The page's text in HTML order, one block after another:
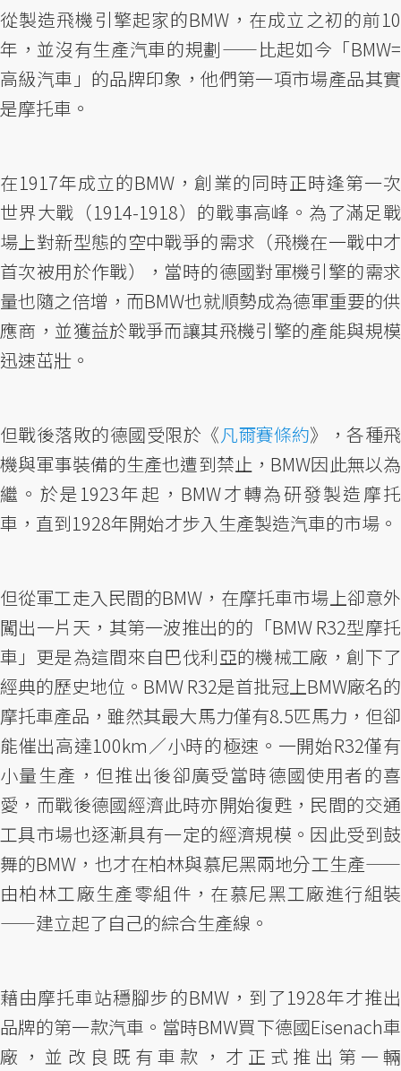
從製造飛機引擎起家的BMW，在成立之初的前10
年，並沒有生產汽車的規劃——比起如今「BMW=
高級汽車」的品牌印象，他們第一項市場產品其實
是摩托車。
在1917年成立的BMW，創業的同時正時逢第一次
世界大戰（1914-1918）的戰事高峰。為了滿足戰
場上對新型態的空中戰爭的需求（飛機在一戰中才
首次被用於作戰），當時的德國對軍機引擎的需求
量也隨之倍增，而BMW也就順勢成為德軍重要的供
應商，並獲益於戰爭而讓其飛機引擎的產能與規模
迅速茁壯。
但戰後落敗的德國受限於《凡爾賽條約》，各種飛
機與軍事裝備的生產也遭到禁止，BMW因此無以為
繼。於是1923年起，BMW才轉為研發製造摩托
車，直到1928年開始才步入生產製造汽車的市場。
但從軍工走入民間的BMW，在摩托車市場上卻意外
闖出一片天，其第一波推出的的「BMW R32型摩托
車」更是為這間來自巴伐利亞的機械工廠，創下了
經典的歷史地位。BMW R32是首批冠上BMW廠名的
摩托車產品，雖然其最大馬力僅有8.5匹馬力，但卻
能催出高達100km／小時的極速。一開始R32僅有
小量生產，但推出後卻廣受當時德國使用者的喜
愛，而戰後德國經濟此時亦開始復甦，民間的交通
工具市場也逐漸具有一定的經濟規模。因此受到鼓
舞的BMW，也才在柏林與慕尼黑兩地分工生產——
由柏林工廠生產零組件，在慕尼黑工廠進行組裝
——建立起了自己的綜合生產線。
藉由摩托車站穩腳步的BMW，到了1928年才推出
品牌的第一款汽車。當時BMW買下德國Eisenach車
廠，並改良既有車款，才正式推出第一輛